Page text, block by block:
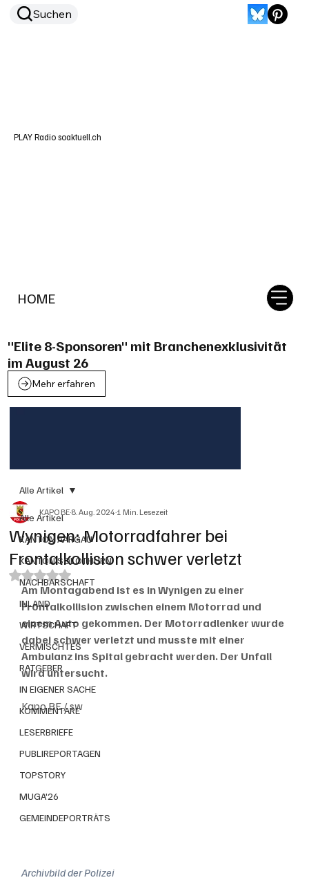
HOME
Suchen
PLAY Radio soaktuell.ch
"Elite 8-Sponsoren" mit Branchenexklusivität
im August 26
Mehr erfahren
Alle Artikel
KANTON AARGAU
KANTON SOLOTHURN
NACHBARSCHAFT
INLAND
WIRTSCHAFT
VERMISCHTES
RATGEBER
IN EIGENER SACHE
KOMMENTARE
LESERBRIEFE
PUBLIREPORTAGEN
TOPSTORY
MUGA'26
GEMEINDEPORTRÄTS
Alle Artikel
Wynigen: Motorradfahrer bei
Frontalkollision schwer verletzt
KAPO BE8. Aug. 20241 Min. Lesezeit
Mit NaN von 5 Sternen bewertet.
Am Montagabend ist es in Wynigen zu einer
Frontalkollision zwischen einem Motorrad und
einem Auto gekommen. Der Motorradlenker wurde
dabei schwer verletzt und musste mit einer
Ambulanz ins Spital gebracht werden. Der Unfall
wird untersucht.
Kapo BE / sw
Archivbild der Polizei